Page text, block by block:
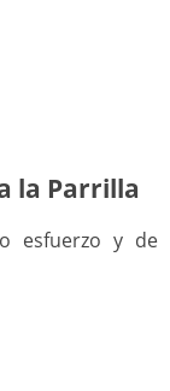
la Parrilla
esfuerzo y de